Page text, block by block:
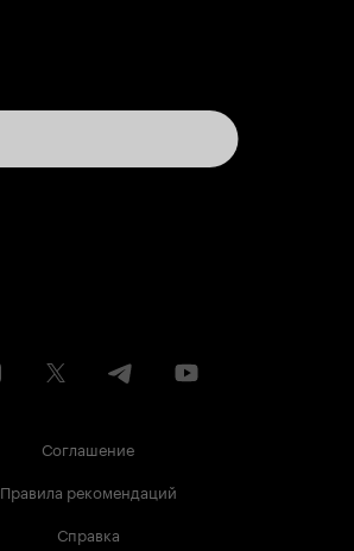
Соглашение
Правила рекомендаций
Справка